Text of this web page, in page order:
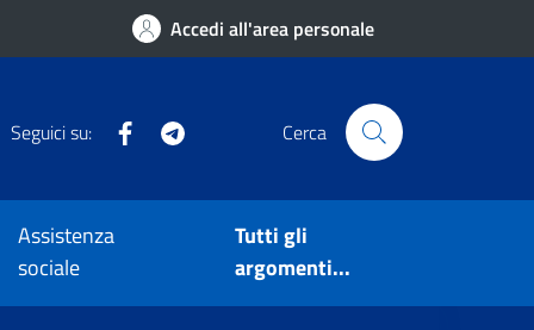
Accedi all'area personale
Seguici su: Facebook Cerca
Assistenza
sociale
Tutti gli
argomenti...